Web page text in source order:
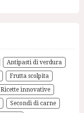
Antipasti di verdura
Frutta scolpita
Ricette innovative
Secondi di carne